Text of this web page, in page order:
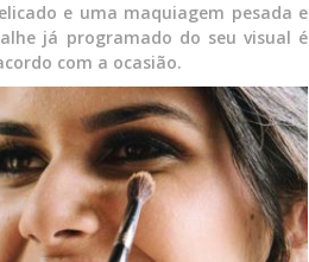
e uma maquiagem pesada e
já programado do seu visual é
com a ocasião.